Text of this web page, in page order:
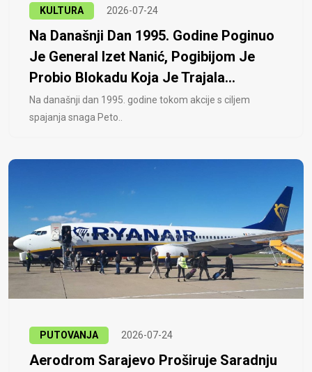
KULTURA 2026-07-24
Na Današnji Dan 1995. Godine Poginuo
Je General Izet Nanić, Pogibijom Je
Probio Blokadu Koja Je Trajala...
Na današnji dan 1995. godine tokom akcije s ciljem
spajanja snaga Peto..
PUTOVANJA 2026-07-24
Aerodrom Sarajevo Proširuje Saradnju